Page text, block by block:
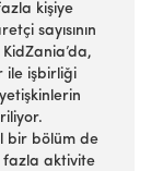
kişiye
sayısının
ile işbirliği
bir bölüm de
fazla aktivite